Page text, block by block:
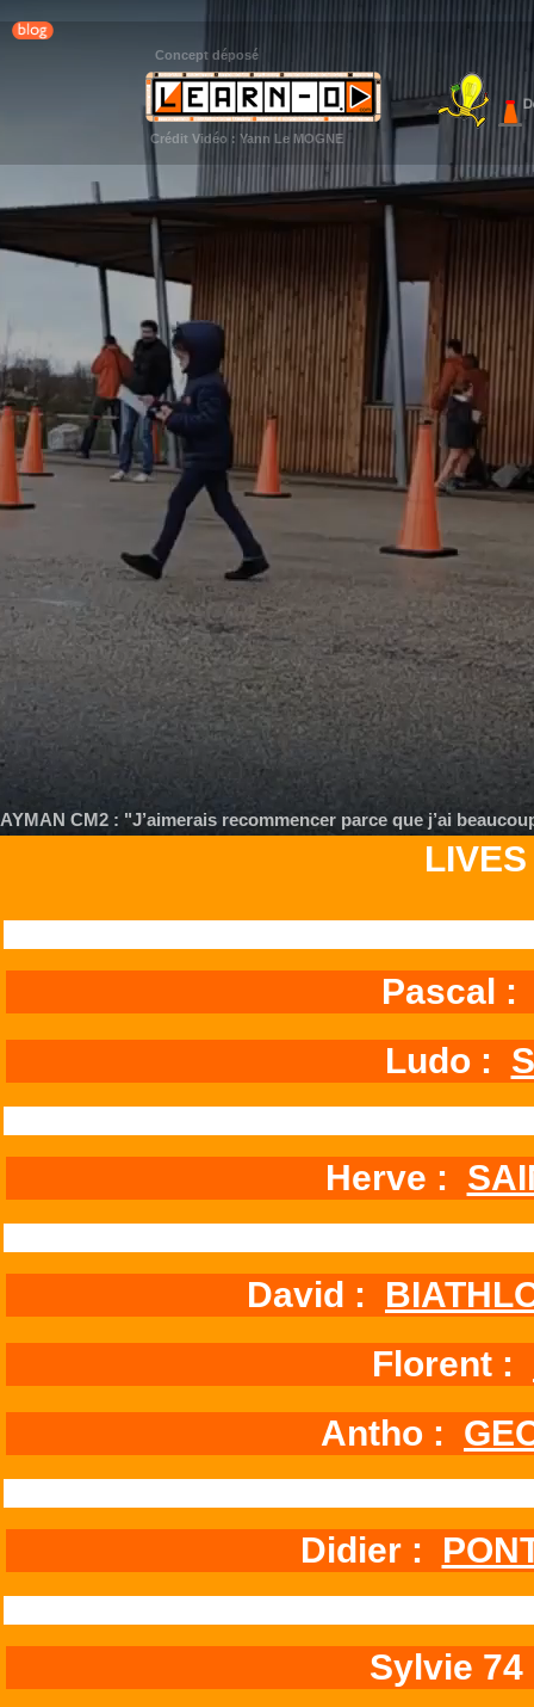
Pascal
Ludo :
Herve :
David :
Florent :
Antho :
Didier :
Sylvie